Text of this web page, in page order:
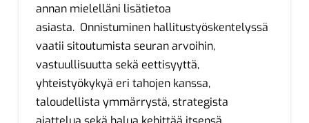
annan mielelläni lisätietoa
asiasta. Onnistuminen hallitustyöskentelyssä
vaatii sitoutumista seuran arvoihin,
vastuullisuutta sekä eettisyyttä,
yhteistyökykyä eri tahojen kanssa,
taloudellista ymmärrystä, strategista